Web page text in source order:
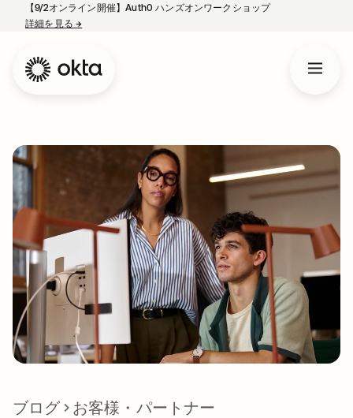
【9/2オンライン開催】Auth0 ハンズオンワークショップ
詳細を見る→
ブログ お客様・パートナー